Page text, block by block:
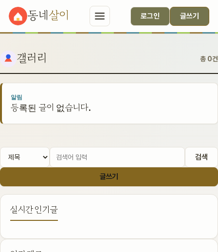
동네살이 로그인 글쓰기
갤러리 총 0건
알림
등록된 글이 없습니다.
검색
글쓰기
실시간 인기글